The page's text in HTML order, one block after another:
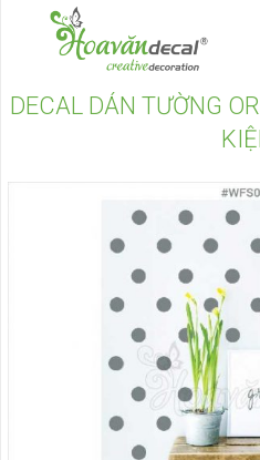
DECAL DÁN TƯỜNG